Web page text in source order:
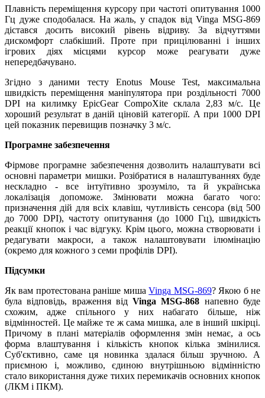
Плавність переміщення курсору при частоті опитування 1000
Гц дуже сподобалася. На жаль, у спадок від Vinga MSG-869
дістався досить високий рівень відриву. За відчуттями
дискомфорт слабкіший. Проте при прицілюванні і інших
ігрових діях місцями курсор може реагувати дуже
непередбачувано.
Згідно з даними тесту Enotus Mouse Test, максимальна
швидкість переміщення маніпулятора при роздільності 7000
DPI на килимку EpicGear CompoXite склала 2,83 м/с. Це
хороший результат в даній ціновій категорії. А при 1000 DPI
цей показник перевищив позначку 3 м/с.
Програмне забезпечення
Фірмове програмне забезпечення дозволить налаштувати всі
основні параметри мишки. Розібратися в налаштуваннях буде
нескладно - все інтуїтивно зрозуміло, та й українська
локалізація допоможе. Змінювати можна багато чого:
призначення дій для всіх клавіш, чутливість сенсора (від 500
до 7000 DPI), частоту опитування (до 1000 Гц), швидкість
реакції кнопок і час відгуку. Крім цього, можна створювати і
редагувати макроси, а також налаштовувати ілюмінацію
(окремо для кожного з семи профілів DPI).
Підсумки
Як вам протестована раніше мишаVinga MSG-869? Якою б не
була відповідь, враження відVinga MSG-868 напевно буде
схожим, адже спільного у них набагато більше, ніж
відмінностей. Це майже те ж сама мишка, але в інший шкірці.
Причому в плані матеріалів оформлення змін немає, а ось
форма влаштування і кількість кнопок кілька змінилися.
Суб'єктивно, саме ця новинка здалася більш зручною. А
приємною і, можливо, єдиною внутрішньою відмінністю
стало використання дуже тихих перемикачів основних кнопок
(ЛКМ і ПКМ).